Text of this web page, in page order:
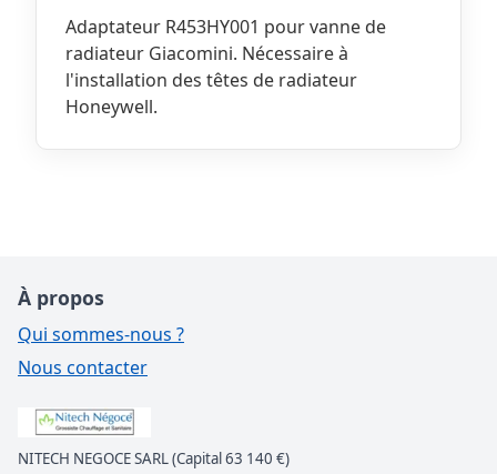
Adaptateur R453HY001 pour vanne de
radiateur Giacomini. Nécessaire à
l'installation des têtes de radiateur
Honeywell.
À propos
Qui sommes-nous ?
Nous contacter
NITECH NEGOCE SARL (Capital 63 140 €)